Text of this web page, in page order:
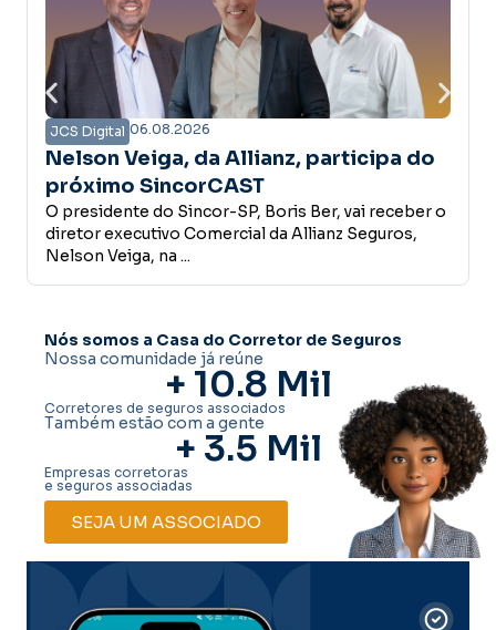
06.08.2026
Veiga, da Allianz, participa do
SincorCAST
do Sincor-SP, Boris Ber, vai receber o
Comercial da Allianz Seguros,
na ...
prêmio
O Sincor-
campanha
Nós somos a Casa do Corretor de Seguros
Nossa comunidade já reúne
+ 10.8 Mil
Corretores de seguros associados
Também estão com a gente
+ 3.5 Mil
Empresas corretoras
e seguros associadas
SEJA UM ASSOCIADO